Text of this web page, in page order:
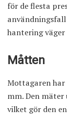
för de flesta
hantering
Måtten
Mottagaren har
mm. Den mäter
vilket gör den